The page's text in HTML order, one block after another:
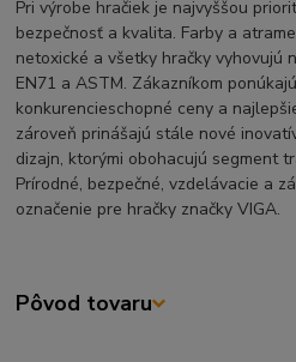
Pri výrobe hračiek je najvyššou
bezpečnosť a kvalita. Farby a
netoxické a všetky hračky vyhovujú
EN71 a ASTM. Zákazníkom
konkurencieschopné ceny a
zároveň prinášajú stále nové
dizajn, ktorými obohacujú segment
Prírodné, bezpečné, vzdelávacie a
označenie pre hračky značky VIGA.
Pôvod tovaru